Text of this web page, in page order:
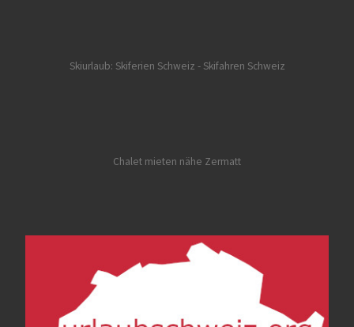
Skiurlaub: Skiferien Schweiz - Skifahren Schweiz
Chalet mieten nähe Zermatt